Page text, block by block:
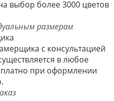
выбор более 3000 цветов
с консультацией
в любое
при оформлении